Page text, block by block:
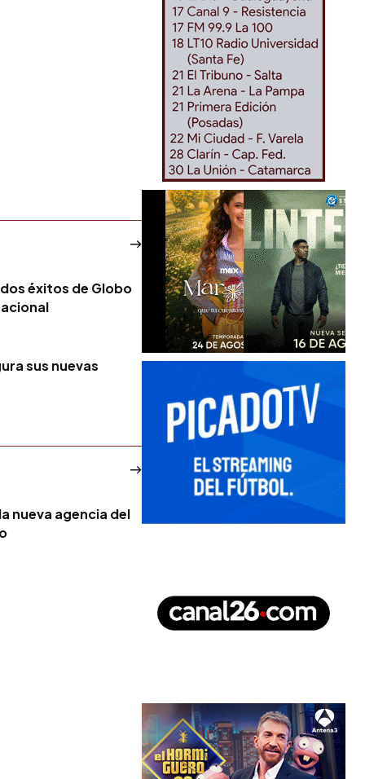
éxitos de Globo
sus nuevas
nueva agencia del